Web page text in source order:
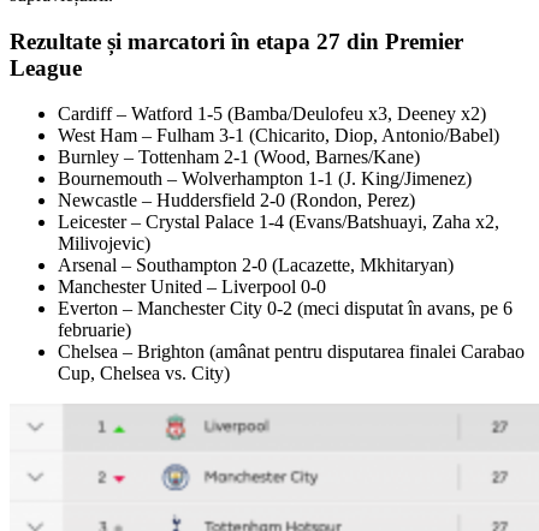
Rezultate și marcatori în etapa 27 din Premier
League
Cardiff – Watford 1-5 (Bamba/Deulofeu x3, Deeney x2)
West Ham – Fulham 3-1 (Chicarito, Diop, Antonio/Babel)
Burnley – Tottenham 2-1 (Wood, Barnes/Kane)
Bournemouth – Wolverhampton 1-1 (J. King/Jimenez)
Newcastle – Huddersfield 2-0 (Rondon, Perez)
Leicester – Crystal Palace 1-4 (Evans/Batshuayi, Zaha x2,
Milivojevic)
Arsenal – Southampton 2-0 (Lacazette, Mkhitaryan)
Manchester United – Liverpool 0-0
Everton – Manchester City 0-2 (meci disputat în avans, pe 6
februarie)
Chelsea – Brighton (amânat pentru disputarea finalei Carabao
Cup, Chelsea vs. City)